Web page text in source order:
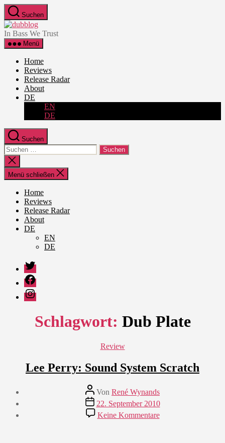
Zum
Inhalt
springen
Suchen
dubblog
In Bass We Trust
Menü
Home
Reviews
Release Radar
About
DE
EN
DE
Suchen
Suche
nach:
Suche
schließen
Menü schließen
Home
Reviews
Release Radar
About
DE
EN
DE
Twitter
Facebook
Instagram
Schlagwort: Dub Plate
Kategorien
Review
Lee Perry: Sound System Scratch
Beitragsautor
Von René Wynands
Veröffentlichungsdatum
22. September 2010
Keine Kommentarezu
Lee